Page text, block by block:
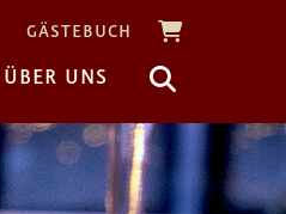
GÄSTEBUCH
ÜBER UNS